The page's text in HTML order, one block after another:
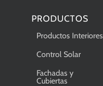
PRODUCTOS
Productos Interiores
Control Solar
Fachadas y
Cubiertas